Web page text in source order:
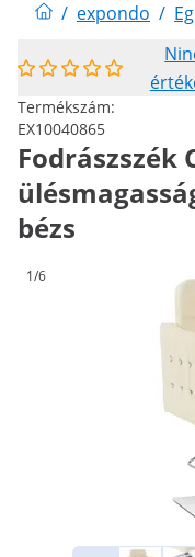
/ expondo /
Termékszám:
EX10040865
bézs
1/6